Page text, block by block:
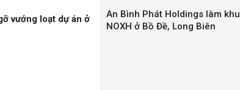
ra những giải pháp tối ưu cho các chiến lược phát
đất đai.
mục đích tùy tiện trong quản lý sử dụng đất đai.
vướng loạt dự án ở
An Bình Phát Holdings làm khu
NOXH ở Bồ Đề, Long Biên